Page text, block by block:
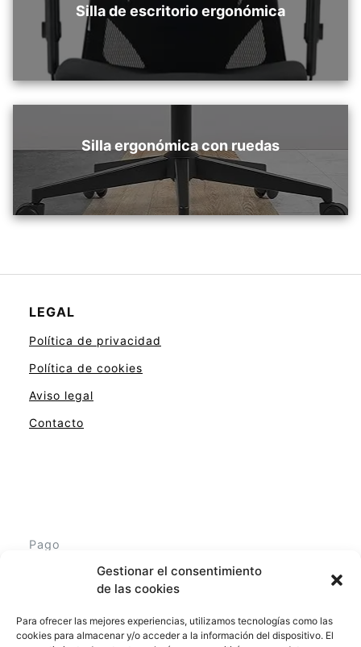
Gestionar el consentimiento
de las cookies
Para ofrecer las mejores experiencias, utilizamos tecnologías como las
cookies para almacenar y/o acceder a la información del dispositivo. El
Silla de escritorio ergonómica
Silla ergonómica con ruedas
LEGAL
Política de privacidad
Política de cookies
Aviso legal
Contacto
Pago